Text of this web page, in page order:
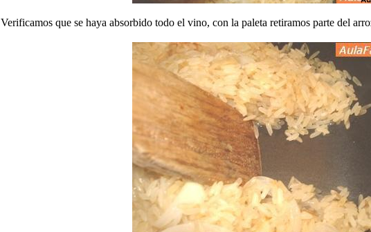
Verificamos que se haya absorbido todo el vino, con la paleta retiramos parte del